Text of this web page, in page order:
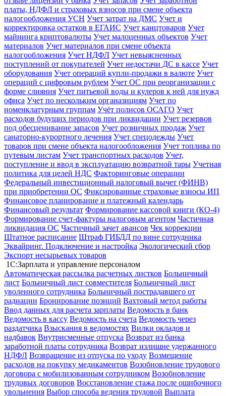
платы, НДФЛ и страховых взносов при смене объекта
налогообложения УСН Учет затрат на ДМС Учет и
корректировка остатков в ЕГАИС Учет канцтоваров Учет
майнинга криптовалюты Учет малоценных объектов Учет
материалов Учет материалов при смене объекта
налогообложения Учет НДФЛ Учет невыясненных
поступлений от покупателей Учет недостачи ДС в кассе Учет
оборудования Учет операций купли-продажи в валюте Учет
операций с цифровым рублем Учет ОС при реорганизации с
форме слияния Учет питьевой воды и кулеров к ней для нужд
офиса Учет по нескольким органазициям Учет по
номенклатурным группам Учёт полисов ОСАГО Учет
расходов будущих периодов при ликвидации Учет резервов
под обесценивание запасов Учет розничных продаж Учет
санаторно-курортного лечения Учет спецодежды Учет
товаров при смене объекта налогообложения Учет топлива по
путевым листам Учет транспортных расходов Учет,
поступление и ввод в эксплуатацию возвратной тары Учетная
политика для целей НДС Факторинговые операции
Федеральный инвестиционный налоговый вычет (ФИНВ)
при приобретении ОС Фиксированные страховые взносы ИП
Финансовое планирование и платежный календарь
Финансовый результат Формирование кассовой книги (КО-4)
Формирование счет-фактуры налоговым агентом Частичная
ликвидация ОС Частичный зачет авансов Чек коррекции
Штатное расписание Штраф ГИБДД по вине сотрудника
Эквайринг. Подключение и настройка Экологический сбор
Экспорт несырьевых товаров
1С:Зарплата и управление персоналом
Автоматическая рассылка расчетных листков Больничный
лист Больничный лист совместителя Больничный лист
уволенного сотрудника Больничный пострадавшего от
радиации Бронирование позиций Вахтовый метод работы
Ввод данных для расчета зарплаты Ведомость в банк
Ведомость в кассу Ведомость на счета Ведомость через
раздатчика Взыскания в ведомостях Вилки окладов и
надбавок Внутрисменные отпуска Возврат из банка
заработной платы сотрудника Возврат излишне удержанного
НДФЛ Возвращение из отпуска по уходу Возмещение
расходов на покупку медикаментов Возобновление трудового
договора с мобилизованным сотрудником Возобновление
трудовых договоров Восстановление стажа после ошибочного
увольнения Выбор способа ведения трудовой Выплата